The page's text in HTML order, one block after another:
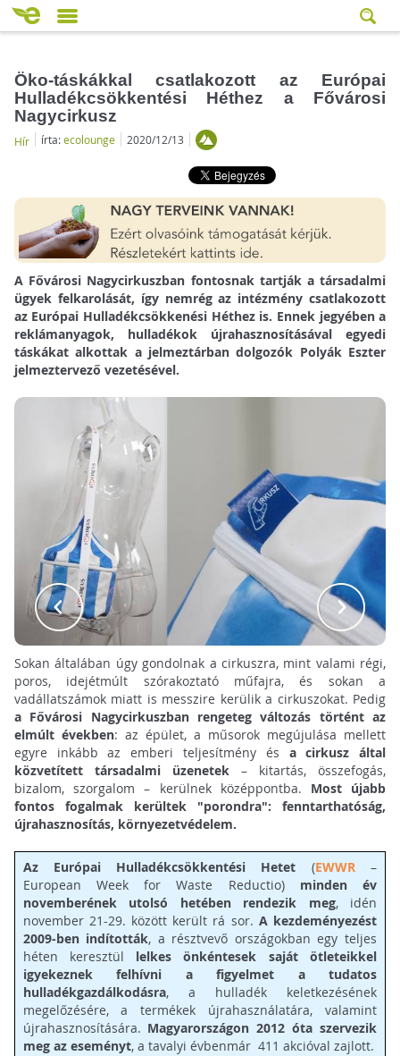
Öko-táskákkal csatlakozott az Európai
Hulladékcsökkentési Héthez a Fővárosi
Nagycirkusz
Hír írta:ecolounge 2020/12/13
A Fővárosi Nagycirkuszban fontosnak tartják a társadalmi
ügyek felkarolását, így nemrég az intézmény csatlakozott
az Európai Hulladékcsökkenési Héthez is. Ennek jegyében a
reklámanyagok, hulladékok újrahasznosításával egyedi
táskákat alkottak a jelmeztárban dolgozók Polyák Eszter
jelmeztervező vezetésével.
Sokan általában úgy gondolnak a cirkuszra, mint valami régi,
poros, idejétmúlt szórakoztató műfajra, és sokan a
vadállatszámok miatt is messzire kerülik a cirkuszokat. Pedig
a Fővárosi Nagycirkuszban rengeteg változás történt az
elmúlt években: az épület, a műsorok megújulása mellett
egyre inkább az emberi teljesítmény és a cirkusz által
közvetített társadalmi üzenetek– kitartás, összefogás,
bizalom, szorgalom – kerülnek középpontba. Most újabb
fontos fogalmak kerültek "porondra": fenntarthatóság,
újrahasznosítás, környezetvédelem.
Az Európai Hulladékcsökkentési Hetet (EWWR–
European Week for Waste Reductio)minden év
novemberének utolsó hetében rendezik meg, idén
november 21-29. között került rá sor. A kezdeményezést
2009-ben indították, a résztvevő országokban egy teljes
héten keresztül lelkes önkéntesek saját ötleteikkel
igyekeznek felhívni a figyelmet a tudatos
hulladékgazdálkodásra, a hulladék keletkezésének
megelőzésére, a termékek újrahasználatára, valamint
újrahasznosítására. Magyarországon 2012 óta szervezik
meg az eseményt, a tavalyi évbenmár 411 akcióval zajlott.